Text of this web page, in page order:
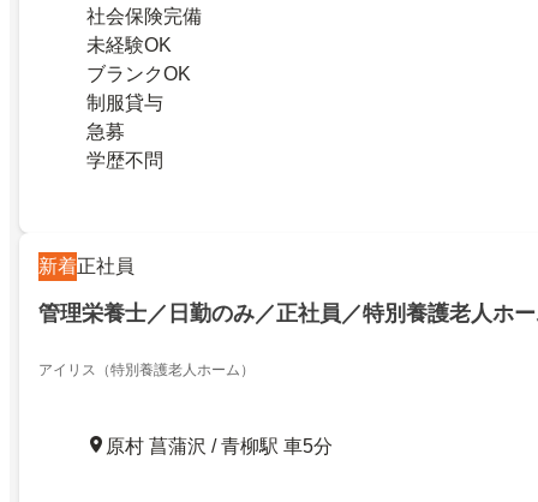
社会保険完備
未経験OK
ブランクOK
制服貸与
急募
学歴不問
新着正社員
管理栄養士／日勤のみ／正社員／特別養護老人ホ
アイリス（特別養護老人ホーム）
原村 菖蒲沢 / 青柳駅 車5分